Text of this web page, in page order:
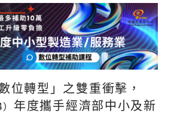
位轉型」之雙重衝擊，
年度攜手經濟部中小及新